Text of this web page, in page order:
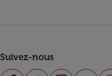
Suivez-nous